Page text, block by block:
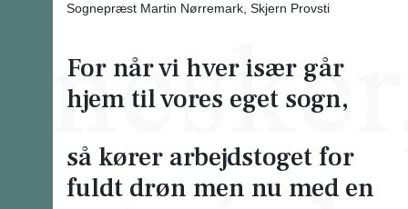
Sognepræst Martin Nørremark, Skjern Provsti
For når vi hver især går
hjem til vores eget sogn,
så kører arbejdstoget for
fuldt drøn men nu med en